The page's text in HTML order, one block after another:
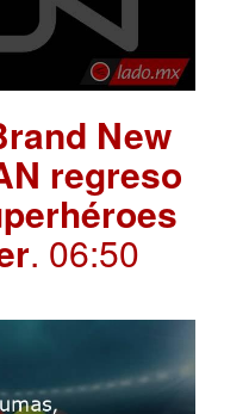
New
regreso
. 06:50